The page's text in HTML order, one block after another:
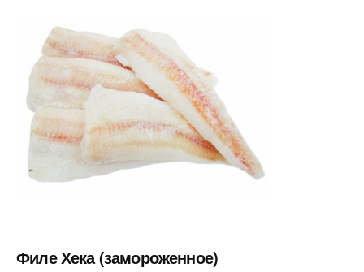
Филе Хека (замороженное)